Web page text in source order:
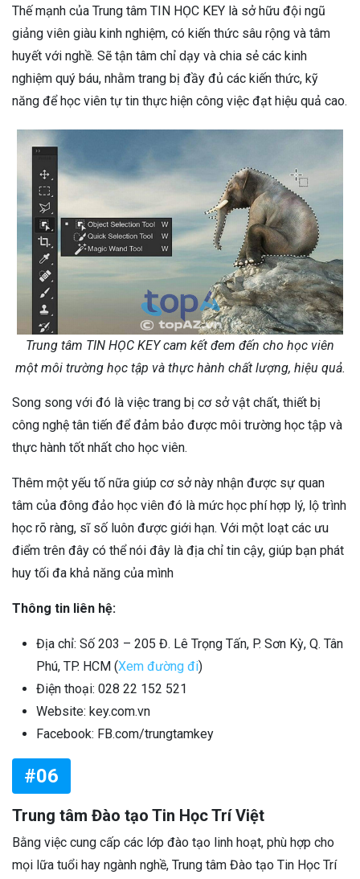
Thế mạnh của Trung tâm TIN HỌC KEY là sở hữu đội ngũ
giảng viên giàu kinh nghiệm, có kiến thức sâu rộng và tâm
huyết với nghề. Sẽ tận tâm chỉ dạy và chia sẻ các kinh
nghiệm quý báu, nhằm trang bị đầy đủ các kiến thức, kỹ
năng để học viên tự tin thực hiện công việc đạt hiệu quả cao.
Trung tâm TIN HỌC KEY cam kết đem đến cho học viên
một môi trường học tập và thực hành chất lượng, hiệu quả.
Song song với đó là việc trang bị cơ sở vật chất, thiết bị
công nghệ tân tiến để đảm bảo được môi trường học tập và
thực hành tốt nhất cho học viên.
Thêm một yếu tố nữa giúp cơ sở này nhận được sự quan
tâm của đông đảo học viên đó là mức học phí hợp lý, lộ trình
học rõ ràng, sĩ số luôn được giới hạn. Với một loạt các ưu
điểm trên đây có thể nói đây là địa chỉ tin cậy, giúp bạn phát
huy tối đa khả năng của mình
Thông tin liên hệ:
Địa chỉ: Số 203 – 205 Đ. Lê Trọng Tấn, P. Sơn Kỳ, Q. Tân
Phú, TP. HCM (Xem đường đi)
Điện thoại: 028 22 152 521
Website: key.com.vn
Facebook: FB.com/trungtamkey
#06
Trung tâm Đào tạo Tin Học Trí Việt
Bằng việc cung cấp các lớp đào tạo linh hoạt, phù hợp cho
mọi lữa tuổi hay ngành nghề, Trung tâm Đào tạo Tin Học Trí